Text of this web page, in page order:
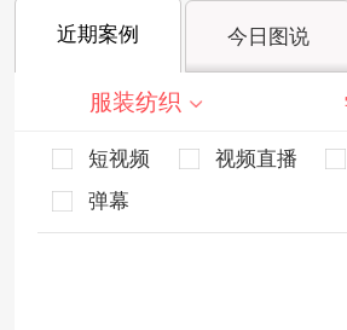
近期案例 今日图说
服装纺织
短视频 视频直播
弹幕